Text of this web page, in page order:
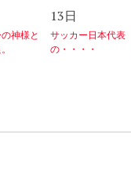
神様と
13日
サッカー日本代表
の・・・・